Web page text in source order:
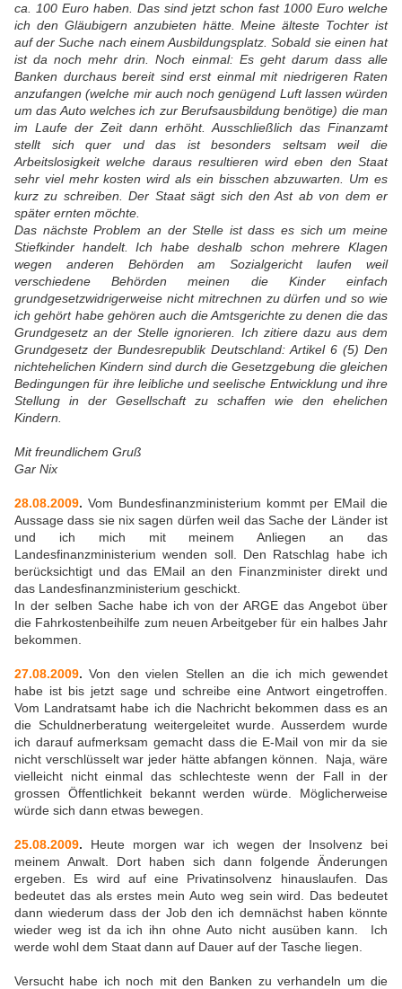
ca. 100 Euro haben. Das sind jetzt schon fast 1000 Euro welche
ich den Gläubigern anzubieten hätte. Meine älteste Tochter ist
auf der Suche nach einem Ausbildungsplatz. Sobald sie einen hat
ist da noch mehr drin. Noch einmal: Es geht darum dass alle
Banken durchaus bereit sind erst einmal mit niedrigeren Raten
anzufangen (welche mir auch noch genügend Luft lassen würden
um das Auto welches ich zur Berufsausbildung benötige) die man
im Laufe der Zeit dann erhöht. Ausschließlich das Finanzamt
stellt sich quer und das ist besonders seltsam weil die
Arbeitslosigkeit welche daraus resultieren wird eben den Staat
sehr viel mehr kosten wird als ein bisschen abzuwarten. Um es
kurz zu schreiben. Der Staat sägt sich den Ast ab von dem er
später ernten möchte.
Das nächste Problem an der Stelle ist dass es sich um meine
Stiefkinder handelt. Ich habe deshalb schon mehrere Klagen
wegen anderen Behörden am Sozialgericht laufen weil
verschiedene Behörden meinen die Kinder einfach
grundgesetzwidrigerweise nicht mitrechnen zu dürfen und so wie
ich gehört habe gehören auch die Amtsgerichte zu denen die das
Grundgesetz an der Stelle ignorieren. Ich zitiere dazu aus dem
Grundgesetz der Bundesrepublik Deutschland: Artikel 6 (5) Den
nichtehelichen Kindern sind durch die Gesetzgebung die gleichen
Bedingungen für ihre leibliche und seelische Entwicklung und ihre
Stellung in der Gesellschaft zu schaffen wie den ehelichen
Kindern.
Mit freundlichem Gruß
Gar Nix
28.08.2009. Vom Bundesfinanzministerium kommt per EMail die
Aussage dass sie nix sagen dürfen weil das Sache der Länder ist
und ich mich mit meinem Anliegen an das
Landesfinanzministerium wenden soll. Den Ratschlag habe ich
berücksichtigt und das EMail an den Finanzminister direkt und
das Landesfinanzministerium geschickt.
In der selben Sache habe ich von der ARGE das Angebot über
die Fahrkostenbeihilfe zum neuen Arbeitgeber für ein halbes Jahr
bekommen.
27.08.2009. Von den vielen Stellen an die ich mich gewendet
habe ist bis jetzt sage und schreibe eine Antwort eingetroffen.
Vom Landratsamt habe ich die Nachricht bekommen dass es an
die Schuldnerberatung weitergeleitet wurde. Ausserdem wurde
ich darauf aufmerksam gemacht dass die E-Mail von mir da sie
nicht verschlüsselt war jeder hätte abfangen können. Naja, wäre
vielleicht nicht einmal das schlechteste wenn der Fall in der
grossen Öffentlichkeit bekannt werden würde. Möglicherweise
würde sich dann etwas bewegen.
25.08.2009. Heute morgen war ich wegen der Insolvenz bei
meinem Anwalt. Dort haben sich dann folgende Änderungen
ergeben. Es wird auf eine Privatinsolvenz hinauslaufen. Das
bedeutet das als erstes mein Auto weg sein wird. Das bedeutet
dann wiederum dass der Job den ich demnächst haben könnte
wieder weg ist da ich ihn ohne Auto nicht ausüben kann. Ich
werde wohl dem Staat dann auf Dauer auf der Tasche liegen.
Versucht habe ich noch mit den Banken zu verhandeln um die